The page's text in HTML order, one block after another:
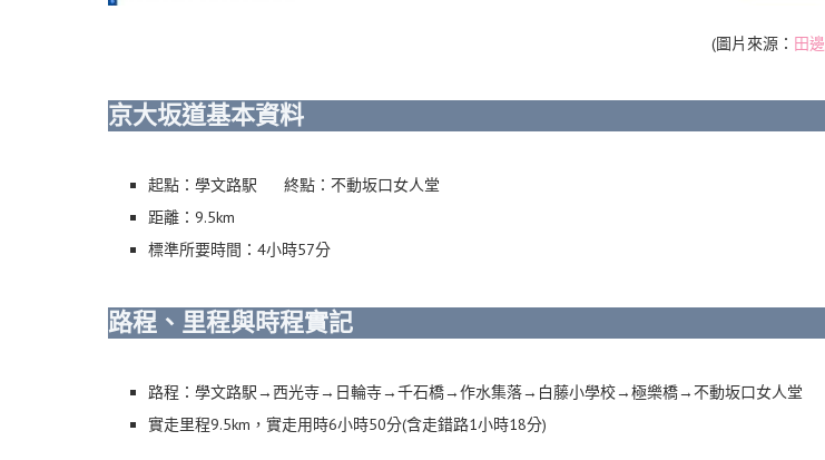
(圖片來源： 田
京大坂道基本資料
起點：學文路駅 終點：不動坂口女人堂
距離：9.5km
標準所要時間：4小時57分
路程、里程與時程實記
路程：學文路駅→西光寺→日輪寺→千石橋→作水集落→白藤小學校→極樂橋→不動坂口女人堂
實走里程9.5km，實走用時6小時50分(含走錯路1小時18分)